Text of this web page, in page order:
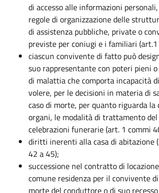
di accesso alle informazioni
regole di organizzazione delle
di assistenza pubbliche, private o
previste per coniugi e i familiari (art.1
ciascun convivente di fatto può
suo rappresentante con poteri pieni
di malattia che comporta incapacità
volere, per le decisioni in materia di
caso di morte, per quanto riguarda la
organi, le modalità di trattamento del
celebrazioni funerarie (art. 1 commi
diritti inerenti alla casa di abitazione
42 a 45);
successione nel contratto di
comune residenza per il convivente
morte del conduttore o di suo